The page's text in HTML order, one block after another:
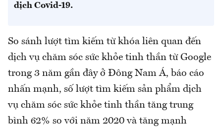
dịch Covid-19.
So sánh lượt tìm kiếm từ khóa liên quan đến
dịch vụ chăm sóc sức khỏe tinh thần từ Google
trong 3 năm gần đây ở Đông Nam Á, báo cáo
nhấn mạnh, số lượt tìm kiếm sản phẩm dịch
vụ chăm sóc sức khỏe tinh thần tăng trung
bình 62% so với năm 2020 và tăng mạnh